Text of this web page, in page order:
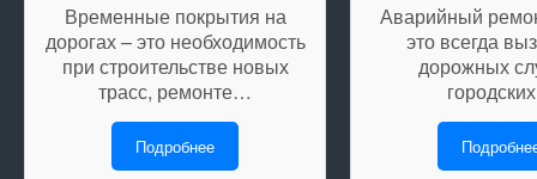
Временные покрытия на
дорогах – это необходимость
при строительстве новых
трасс, ремонте…
Подробнее
Аварийный
это всегда
дорожных